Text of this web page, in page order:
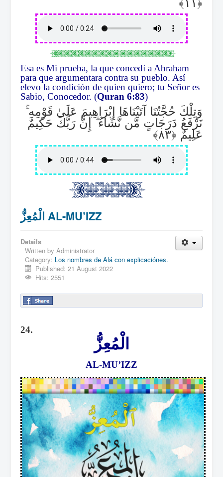
Esa es Mi prueba, la que concedí a Abraham
para que argumentara contra su pueblo. Así
elevo la condición de quien quiero; tu Señor es
Sabio, Conocedor. (Quran 6:83)
وَتِلْكَ حُجَّتُنَا آتَيْنَاهَا إِبْرَاهِيمَ عَلَىٰ قَوْمِهِۚ
نَرْفَعُ دَرَجَاتٍ مَّن نَّشَاءُۗإِنَّ رَبَّكَ حَكِيمٌ
عَلِيمٌ
الْمُعِزُّ AL-MU’IZZ
Details
Written by Administrator
Category: Los nombres de Alá con explicaciónes.
Published: 21 August 2022
Hits: 2551
24.
الْمُعِزُّ
AL-MU’IZZ